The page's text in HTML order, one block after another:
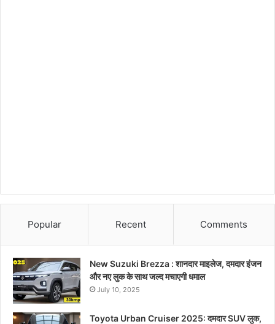
Popular Recent Comments
New Suzuki Brezza : शानदार माइलेज, दमदार इंजन
और नए लुक के साथ जल्द मचाएगी धमाल
July 10, 2025
Toyota Urban Cruiser 2025: दमदार SUV लुक,